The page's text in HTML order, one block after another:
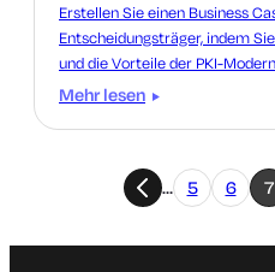
Erstellen Sie einen Business
Entscheidungsträger, indem
und die Vorteile der PKI-
Mehr lesen
… 5 6 7